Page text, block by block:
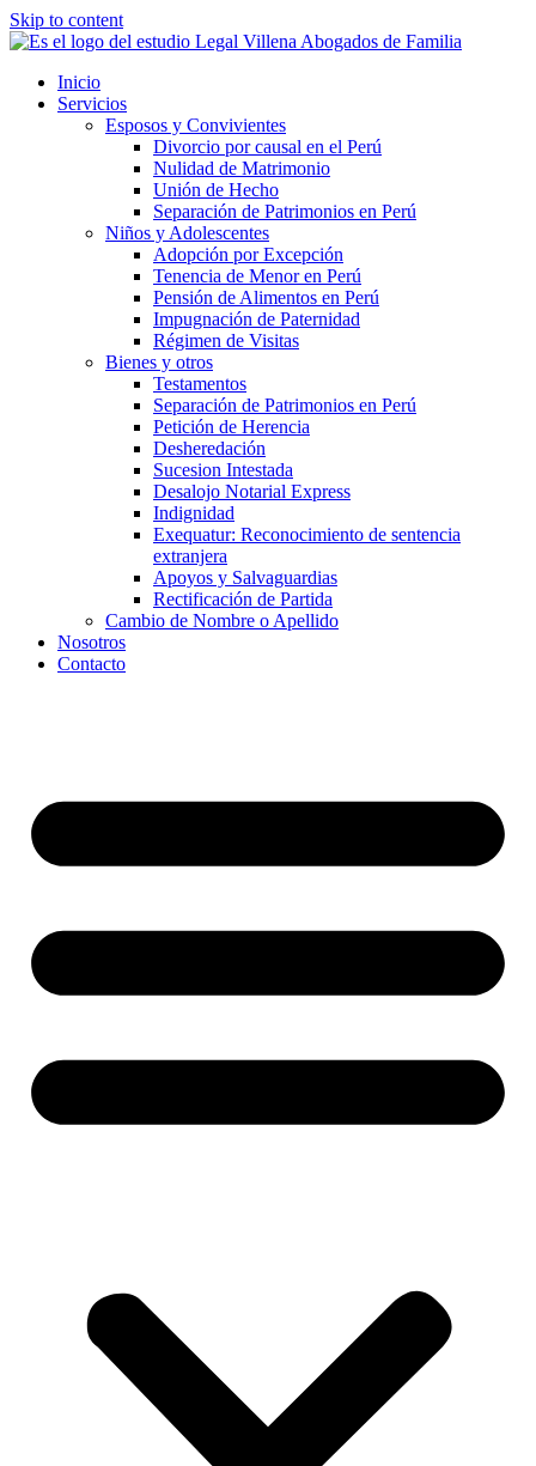
Skip to content
Inicio
Servicios
Esposos y Convivientes
Divorcio por causal en el Perú
Nulidad de Matrimonio
Unión de Hecho
Separación de Patrimonios en Perú
Niños y Adolescentes
Adopción por Excepción
Tenencia de Menor en Perú
Pensión de Alimentos en Perú
Impugnación de Paternidad
Régimen de Visitas
Bienes y otros
Testamentos
Separación de Patrimonios en Perú
Petición de Herencia
Desheredación
Sucesion Intestada
Desalojo Notarial Express
Indignidad
Exequatur: Reconocimiento de sentencia
extranjera
Apoyos y Salvaguardias
Rectificación de Partida
Cambio de Nombre o Apellido
Nosotros
Contacto